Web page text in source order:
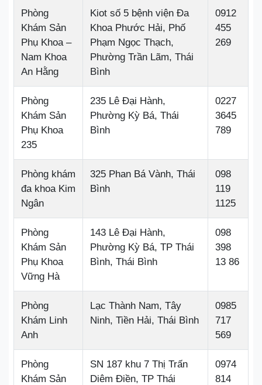
Phòng
Khám Sản
Phụ Khoa –
Nam Khoa
An Hằng
Kiot số 5 bệnh viện Đa
Khoa Phước Hải, Phố
Phạm Ngọc Thạch,
Phường Trần Lãm, Thái
Bình
0912
455
269
Phòng
Khám Sản
Phụ Khoa
235
235 Lê Đại Hành,
Phường Kỳ Bá, Thái
Bình
0227
3645
789
Phòng khám
đa khoa Kim
Ngân
325 Phan Bá Vành, Thái
Bình
098
119
1125
Phòng
Khám Sản
Phụ Khoa
Vững Hà
143 Lê Đại Hành,
Phường Kỳ Bá, TP Thái
Bình, Thái Bình
098
398
13 86
Phòng
Khám Linh
Anh
Lạc Thành Nam, Tây
Ninh, Tiền Hải, Thái Bình
0985
717
569
Phòng
Khám Sản
SN 187 khu 7 Thị Trấn
Diêm Điền, TP Thái
0974
814